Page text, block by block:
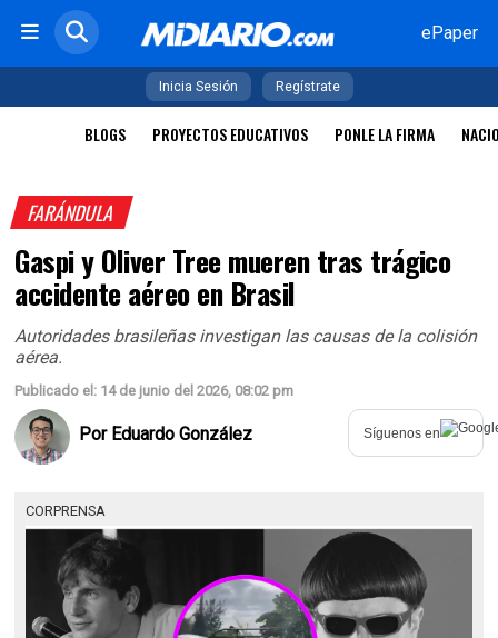
ePaper
Inicia Sesión Regístrate
BLOGS PROYECTOS EDUCATIVOS PONLE LA FIRMA
FARÁNDULA
Gaspi y Oliver Tree mueren tras trágico
accidente aéreo en Brasil
Autoridades brasileñas investigan las causas de la colisión
aérea.
Publicado el: 14 de junio del 2026, 08:02 pm
Por Eduardo González Síguenos en
CORPRENSA